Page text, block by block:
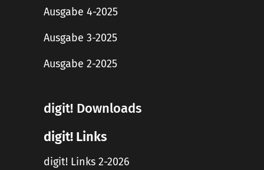
Ausgabe 4-2025
Ausgabe 3-2025
Ausgabe 2-2025
digit! Downloads
digit! Links
digit! Links 2-2026